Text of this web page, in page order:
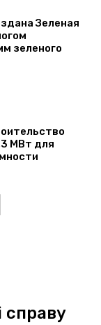
Зеленая
зеленого
МВт для